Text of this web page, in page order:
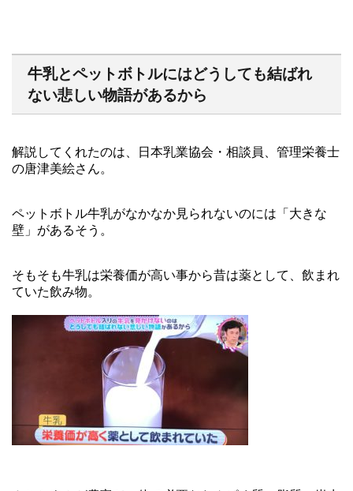
牛乳とペットボトルにはどうしても結ばれ
ない悲しい物語があるから
解説してくれたのは、日本乳業協会・相談員、管理栄養士
の唐津美絵さん。
ペットボトル牛乳がなかなか見られないのには「大きな
壁」があるそう。
そもそも牛乳は栄養価が高い事から昔は薬として、飲まれ
ていた飲み物。